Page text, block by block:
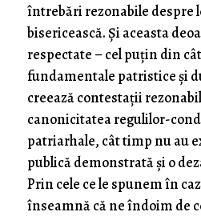
întrebări rezonabile despre
bisericească. Și aceasta
respectate – cel puțin din
fundamentale patristice și
creează contestații
canonicitatea regulilor-
patriarhale, cât timp nu au
publică demonstrată și o
Prin cele ce le spunem în
înseamnă că ne îndoim de